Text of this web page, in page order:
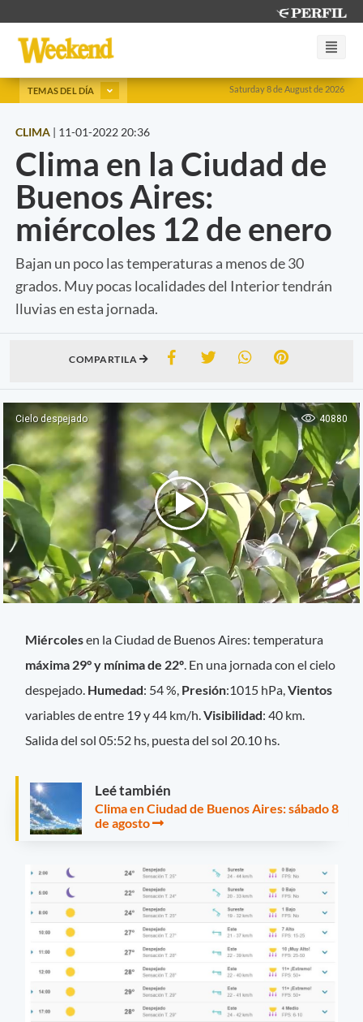
Saturday 8 de August de 2026
TEMAS DEL DÍA
CLIMA | 11-01-2022 20:36
Clima en la Ciudad de
Buenos Aires:
miércoles 12 de enero
Bajan un poco las temperaturas a menos de 30
grados. Muy pocas localidades del Interior tendrán
lluvias en esta jornada.
COMPARTILA
Miércolesen la Ciudad de Buenos Aires: temperatura
máxima 29° y mínima de 22º . En una jornada con el cielo
despejado. Humedad: 54 %, Presión:1015 hPa,Vientos
variables de entre 19 y 44 km/h. Visibilidad: 40 km.
Salida del sol 05:52 hs, puesta del sol 20.10 hs.
Leé también
Clima en Ciudad de Buenos Aires: sábado 8
de agosto